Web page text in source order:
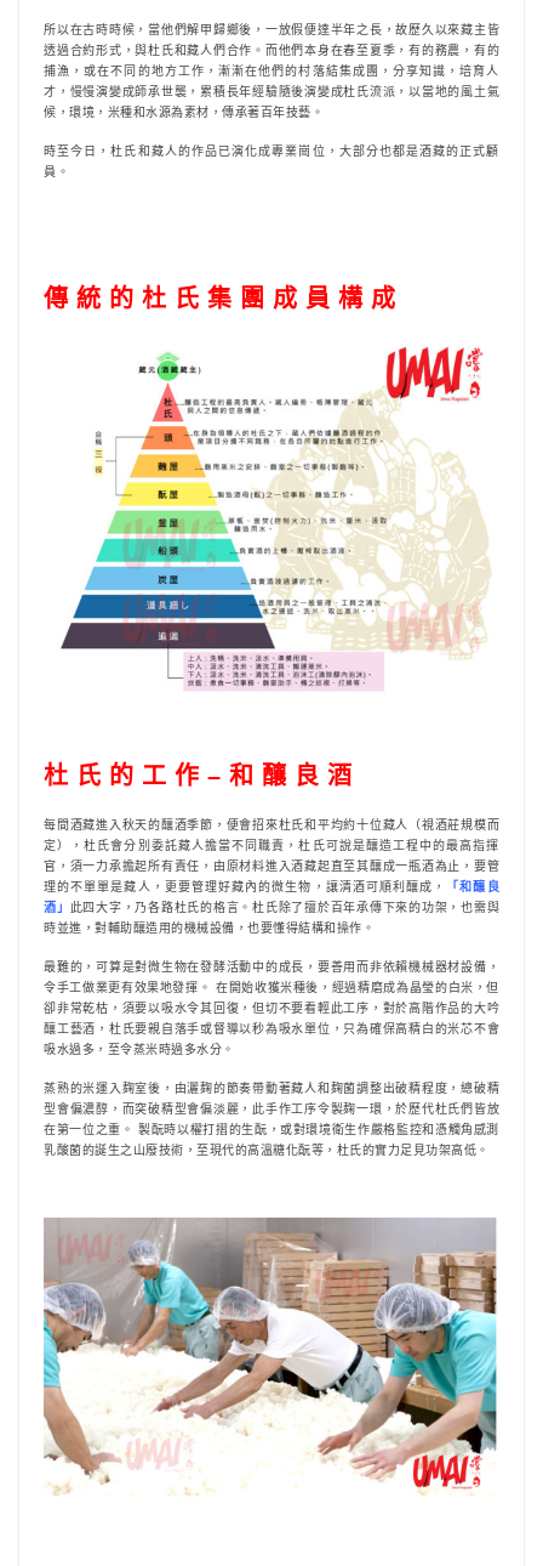
所以在古時時候，當他們解甲歸鄉後，一放假便達半年之長，故歷久以來藏主皆
透過合約形式，與杜氏和藏人們合作。而他們本身在春至夏季，有的務農，有的
捕漁，或在不同的地方工作，漸漸在他們的村落結集成團，分享知識，培育人
才，慢慢演變成師承世襲，累積長年經驗隨後演變成杜氏流派，以當地的風土氣
候，環境，米種和水源為素材，傳承著百年技藝。
時至今日，杜氏和藏人的作品已演化成專業崗位，大部分也都是酒藏的正式顧
員。
傳 統 的 杜 氏 集 團 成 員 構 成
杜 氏 的 工 作 – 和 釀 良 酒
每間酒藏進入秋天的釀酒季節，便會招來杜氏和平均約十位藏人（視酒莊規模而
定），杜氏會分別委託藏人擔當不同職責，杜氏可說是釀造工程中的最高指揮
官，須一力承擔起所有責任，由原材料進入酒藏起直至其釀成一瓶酒為止，要管
理的不單單是藏人，更要管理好藏內的微生物，讓清酒可順利釀成，
「和釀良
酒」
此四大字，乃各路杜氏的格言。杜氏除了擅於百年承傳下來的功架，也需與
時並進，對輔助釀造用的機械設備，也要懂得結構和操作。
最難的，可算是對微生物在發酵活動中的成長，要善用而非依賴機械器材設備，
令手工做業更有效果地發揮。 在開始收獲米種後，經過精磨成為晶瑩的白米，但
卻非常乾枯，須要以吸水令其回復，但切不要看輕此工序，對於高階作品的大吟
釀工藝酒，杜氏要親自落手或督導以秒為吸水單位，只為確保高精白的米芯不會
吸水過多，至令蒸米時過多水分。
蒸熟的米運入麹室後，由灑麹的節奏帶動著藏人和麹菌調整出破精程度，總破精
型會偏濃醇，而突破精型會偏淡麗，此手作工序令製麹一環，於歷代杜氏們皆放
在第一位之重。 製酛時以櫂打摺的生酛，或對環境衛生作嚴格監控和憑觸角感測
乳酸菌的誕生之山廢技術，至現代的高溫糖化酛等，杜氏的實力足見功架高低。